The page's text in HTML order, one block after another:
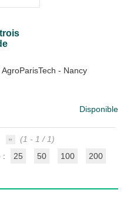
AgroParisTech - Nancy
Disponible
(1 - 1 / 1)
:
25 50 100 200